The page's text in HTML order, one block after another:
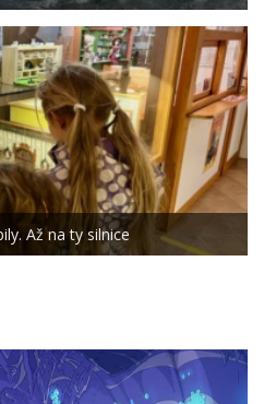
Až na ty silnice